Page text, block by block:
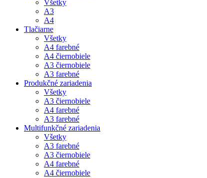
Všetky
A3
A4
Tlačiarne
Všetky
A4 farebné
A4 čiernobiele
A3 čiernobiele
A3 farebné
Produkčné zariadenia
Všetky
A3 čiernobiele
A4 farebné
A3 farebné
Multifunkčné zariadenia
Všetky
A3 farebné
A3 čiernobiele
A4 farebné
A4 čiernobiele